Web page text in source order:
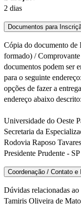
2 dias
Documentos para
Cópia do documento de
formado) /
documentos podem ser
para o seguinte
opções de fazer a
endereço abaixo descrito:
Universidade do Oeste
Secretaria da
Rodovia Raposo
Presidente Prudente -
Coordenação / Contato e
Dúvidas relacionadas
Tamiris Oliveira de